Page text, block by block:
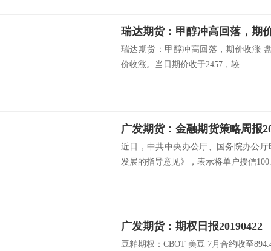
瑞达期货：甲醇冲高回落，期
瑞达期货：甲醇冲高回落，期价收涨
价收涨。当日期价收于2457，较...
广发期货：金融期货策略周报
近日，中共中央办公厅、国务院办公
发展的指导意见》，表示将单户授信
广发期货：期权日报20190422
豆粕期权：CBOT 美豆 7月合约收至